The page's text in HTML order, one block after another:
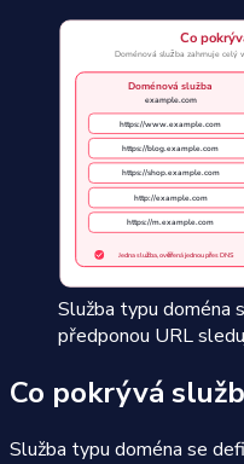
Služba typu doména
předponou URL
Co pokrývá
Služba typu doména se